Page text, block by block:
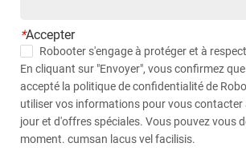
*Accepter
Robooter s'engage à protéger et à
En cliquant sur "Envoyer", vous confirmez
accepté la politique de confidentialité de
utiliser vos informations pour vous contacter
jour et d'offres spéciales. Vous pouvez vous
moment. cumsan lacus vel facilisis.